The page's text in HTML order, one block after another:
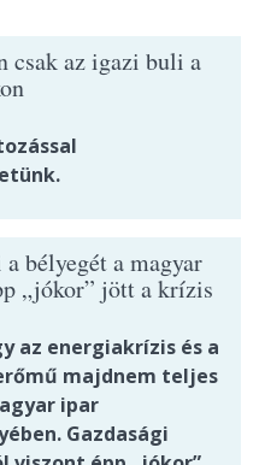
csak az igazi buli a
bélyegét a magyar
„jókor” jött a krízis
az energiakrízis és a
majdnem teljes
ipar
Gazdasági